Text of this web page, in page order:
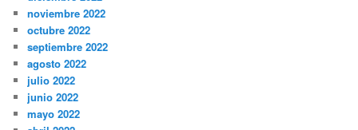
noviembre 2022
octubre 2022
septiembre 2022
agosto 2022
julio 2022
junio 2022
mayo 2022